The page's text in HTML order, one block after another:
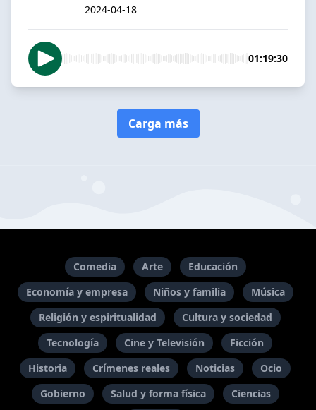
2024-04-18
01:19:30
Carga más
Comedia Arte
Educación
Economía y empresa
Niños y familia
Música
Religión y espiritualidad
Cultura y sociedad
Tecnología
Cine y Televisión
Ficción
Historia
Crímenes reales Noticias
Ocio
Gobierno
Salud y forma física Ciencias